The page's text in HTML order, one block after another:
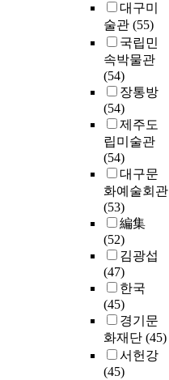
대구미
술관 (55)
국립민
속박물관
(54)
장통방
(54)
제주도
립미술관
(54)
대구문
화예술회관
(53)
編集
(52)
김광섭
(47)
한국
(45)
경기문
화재단 (45)
서헌강
(45)